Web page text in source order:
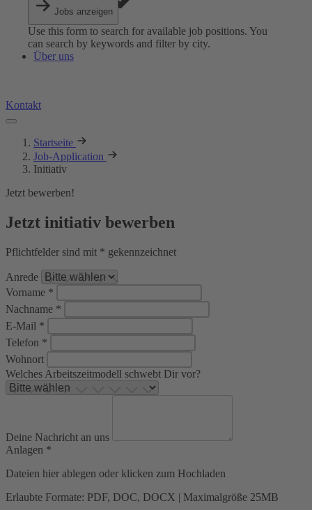
Jobs anzeigen
Use this form to search for available job positions. You
can search by keywords and filter by city.
Über uns
Kontakt
Startseite
Job-Application
Initiativ
Jetzt bewerben!
Jetzt initiativ bewerben
Pflichtfelder sind mit * gekennzeichnet
Anrede
Vorname *
Nachname *
E-Mail *
Telefon *
Wohnort
Welches Arbeitszeitmodell schwebt Dir vor?
Deine Nachricht an uns
Anlagen *
Dateien hier ablegen oder klicken zum Hochladen
Erlaubte Formate: PDF, DOC, DOCX | Maximalgröße 25MB